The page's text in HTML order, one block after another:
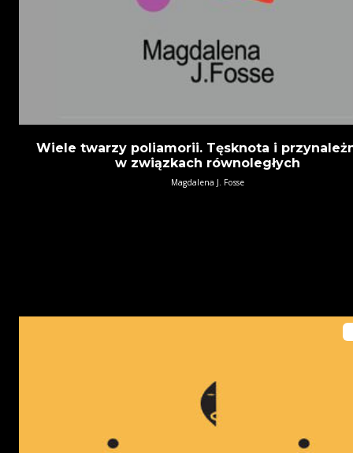
Wiele twarzy poliamorii. Tęsknota i
w związkach równoległych
Magdalena J. Fosse